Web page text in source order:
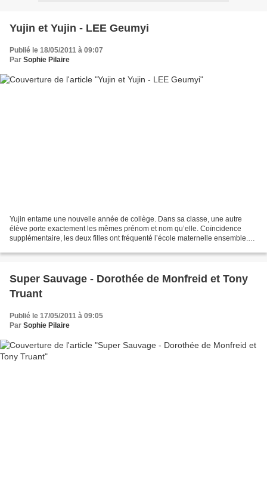
Yujin et Yujin - LEE Geumyi
Publié le 18/05/2011 à 09:07
Par Sophie Pilaire
Yujin entame une nouvelle année de collège. Dans sa classe, une autre
élève porte exactement les mêmes prénom et nom qu’elle. Coïncidence
supplémentaire, les deux filles ont fréquenté l’école maternelle ensemble.
Super Sauvage - Dorothée de Monfreid et Tony
Truant
Publié le 17/05/2011 à 09:05
Par Sophie Pilaire